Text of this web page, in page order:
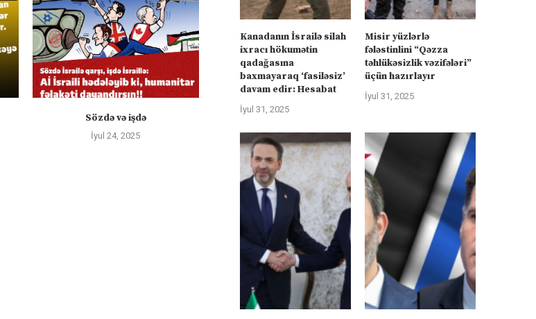
Sözdə və işdə
İyul 24, 2025
Avropa İsrailə qarşı
İyul 22, 2025 İyul 21, 2025
Kanadanın İsrailə silah
ixracı hökumətin
qadağasına
baxmayaraq ‘fasiləsiz’
davam edir: Hesabat
İyul 31, 2025
Misir yüzlərlə
fələstinlini “Qəzza
təhlükəsizlik vəzifələri”
üçün hazırlayır
İyul 31, 2025